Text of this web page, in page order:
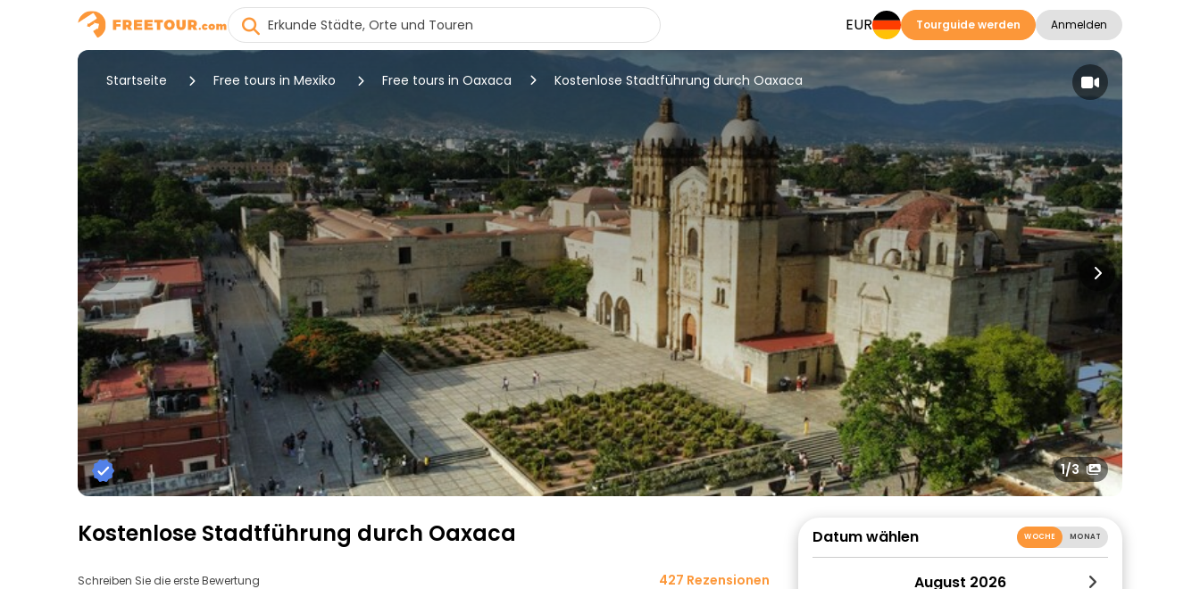
EUR Tourguide werden Anmelden
Startseite Free tours in Mexiko Free tours in Oaxaca Kostenlose Stadtführung durch Oaxaca
1/3
Kostenlose Stadtführung durch Oaxaca
Schreiben Sie die erste Bewertung 427 Rezensionen
Datum wählen WOCHE MONAT
August 2026